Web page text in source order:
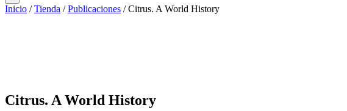
Inicio / Tienda / Publicaciones / Citrus. A World History
Citrus. A World History